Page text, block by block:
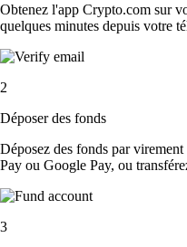
Obtenez l'app Crypto.com sur
quelques minutes depuis votre
2
Déposer des fonds
Déposez des fonds par
Pay ou Google Pay, ou
3